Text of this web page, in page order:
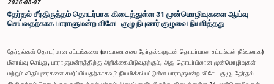
2026-08-07
தேர்தல் சீர்திருத்தம் தொடர்பாக கிடைத்துள்ள 31 முன்மொழிவுகளை ஆய்வு
செய்வதற்காக பாராளுமன்ற விசேட குழு நிபுணர் குழுவை நியமித்தது
தேர்தல்கள் தொடர்பான சட்டங்களை (மாகாண சபை தேர்தல்களுடன் தொடர்பான சட்டங்கள் நீங்கலாக)
மீளாய்வு செய்து, பாராளுமன்றத்திற்கு அறிக்கையிடுவதற்கும், அது தொடர்பிலான முன்மொழிவுகள்
மற்றும் விதப்புரைகளை சமர்ப்பிப்பதற்காகவும் நியமிக்கப்பட்டுள்ள பாராளுமன்ற விசேட குழு, தேர்தல்